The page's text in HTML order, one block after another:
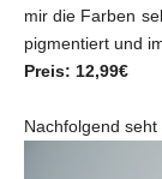
mir die Farben
pigmentiert und
Preis: 12,99€
Nachfolgend